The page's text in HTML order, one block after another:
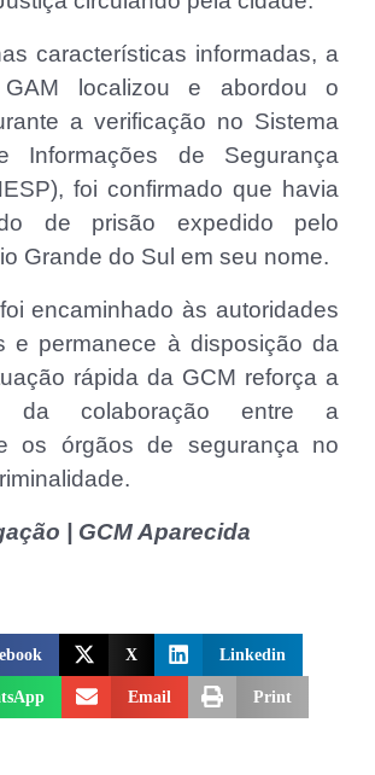
características informadas, a
localizou e abordou o
a verificação no Sistema
Informações de Segurança
foi confirmado que havia
de prisão expedido pelo
Grande do Sul em seu nome.
encaminhado às autoridades
e permanece à disposição da
rápida da GCM reforça a
da colaboração entre a
os órgãos de segurança no
| GCM Aparecida
X Linkedin
Email Print